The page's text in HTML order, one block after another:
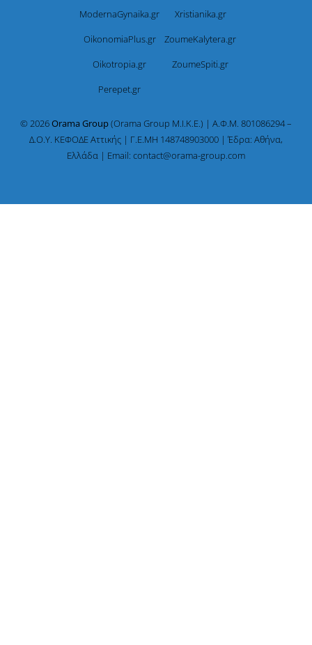
ModernaGynaika.gr
Xristianika.gr
OikonomiaPlus.gr
ZoumeKalytera.gr
Oikotropia.gr
ZoumeSpiti.gr
Perepet.gr
© 2026Orama Group(Orama Group Μ.Ι.Κ.Ε.) | Α.Φ.Μ. 801086294 –
Δ.Ο.Υ. ΚΕΦΟΔΕ Αττικής | Γ.Ε.ΜΗ 148748903000 | Έδρα: Αθήνα,
Ελλάδα | Email: contact@orama-group.com